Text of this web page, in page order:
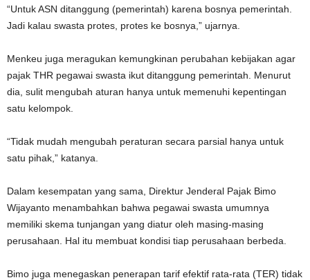
“Untuk ASN ditanggung (pemerintah) karena bosnya pemerintah.
Jadi kalau swasta protes, protes ke bosnya,” ujarnya.
Menkeu juga meragukan kemungkinan perubahan kebijakan agar
pajak THR pegawai swasta ikut ditanggung pemerintah. Menurut
dia, sulit mengubah aturan hanya untuk memenuhi kepentingan
satu kelompok.
“Tidak mudah mengubah peraturan secara parsial hanya untuk
satu pihak,” katanya.
Dalam kesempatan yang sama, Direktur Jenderal Pajak Bimo
Wijayanto menambahkan bahwa pegawai swasta umumnya
memiliki skema tunjangan yang diatur oleh masing-masing
perusahaan. Hal itu membuat kondisi tiap perusahaan berbeda.
Bimo juga menegaskan penerapan tarif efektif rata-rata (TER) tidak